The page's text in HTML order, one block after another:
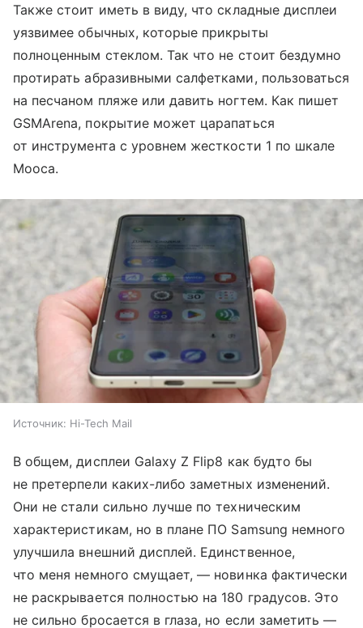
Также стоит иметь в виду, что складные дисплеи
уязвимее обычных, которые прикрыты
полноценным стеклом. Так что не стоит бездумно
протирать абразивными салфетками, пользоваться
на песчаном пляже или давить ногтем. Как пишет
GSMArena, покрытие может царапаться
от инструмента с уровнем жесткости 1 по шкале
Мооса.
Источник: Hi-Tech Mail
В общем, дисплеи Galaxy Z Flip8 как будто бы
не претерпели каких-либо заметных изменений.
Они не стали сильно лучше по техническим
характеристикам, но в плане ПО Samsung немного
улучшила внешний дисплей. Единственное,
что меня немного смущает, — новинка фактически
не раскрывается полностью на 180 градусов. Это
не сильно бросается в глаза, но если заметить —